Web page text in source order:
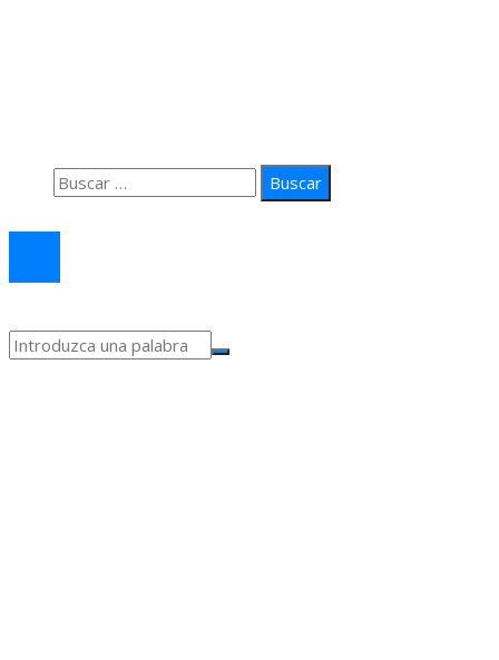
Buscar: